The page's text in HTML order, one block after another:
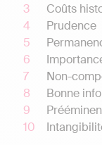
Coûts
Prudence
Non-
Bonne